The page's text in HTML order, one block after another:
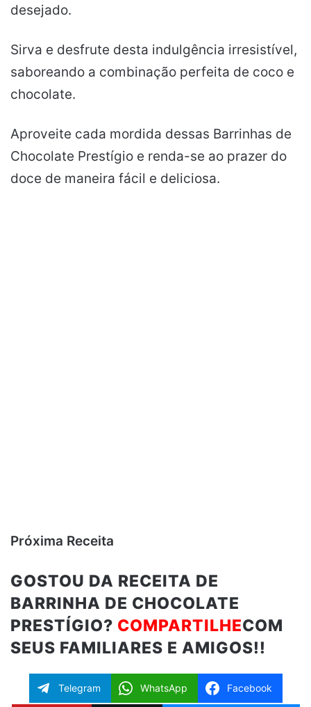
desejado.
Sirva e desfrute desta indulgência irresistível,
saboreando a combinação perfeita de coco e
chocolate.
Aproveite cada mordida dessas Barrinhas de
Chocolate Prestígio e renda-se ao prazer do
doce de maneira fácil e deliciosa.
Próxima Receita
GOSTOU DA RECEITA DE
BARRINHA DE CHOCOLATE
PRESTÍGIO? COMPARTILHECOM
SEUS FAMILIARES E AMIGOS!!
Telegram WhatsApp Facebook